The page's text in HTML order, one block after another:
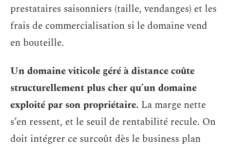
prestataires saisonniers (taille, vendanges) et les
frais de commercialisation si le domaine vend
en bouteille.
Un domaine viticole géré à distance coûte
structurellement plus cher qu’un domaine
exploité par son propriétaire. La marge nette
s’en ressent, et le seuil de rentabilité recule. On
doit intégrer ce surcoût dès le business plan